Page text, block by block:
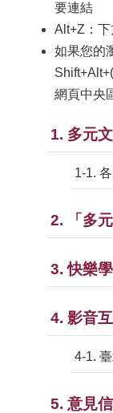
要連結
Alt+Z：
如果您的
網頁中央
1. 多元
1-1.
2. 「多
3. 快樂
4. 影音
4-1.
5. 意見